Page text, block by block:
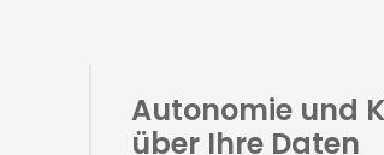
Autonomie und
über Ihre Daten